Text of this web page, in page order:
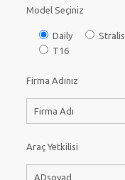
Model Seçiniz
Daily Stralis
T16
Firma Adınız
Araç Yetkilisi